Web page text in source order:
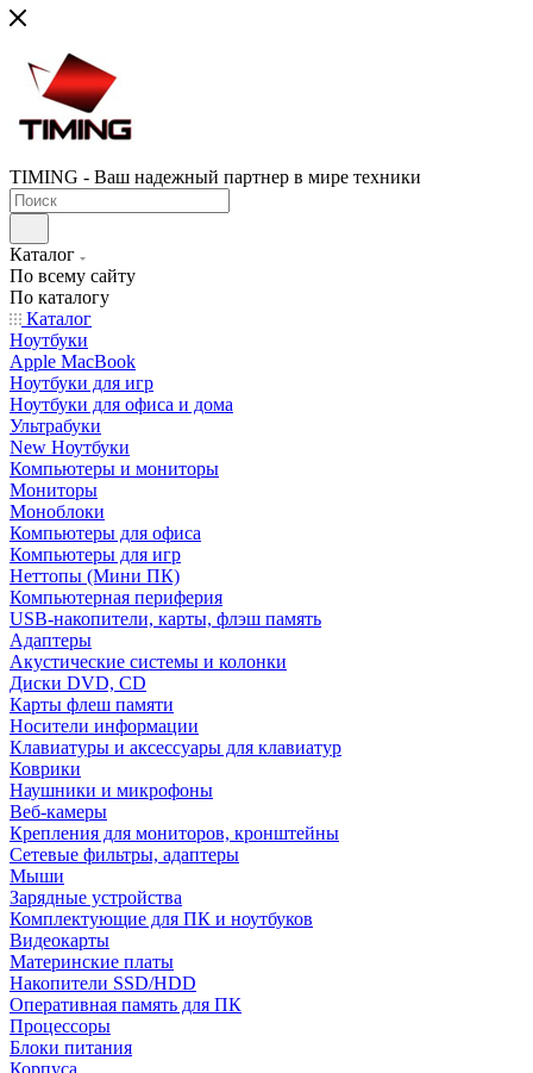
TIMING - Ваш надежный партнер в мире техники
Каталог
По всему сайту
По каталогу
Каталог
Ноутбуки
Apple MacBook
Ноутбуки для игр
Ноутбуки для офиса и дома
Ультрабуки
New Ноутбуки
Компьютеры и мониторы
Мониторы
Моноблоки
Компьютеры для офиса
Компьютеры для игр
Неттопы (Мини ПК)
Компьютерная периферия
USB-накопители, карты, флэш память
Адаптеры
Акустические системы и колонки
Диски DVD, CD
Карты флеш памяти
Носители информации
Клавиатуры и аксессуары для клавиатур
Коврики
Наушники и микрофоны
Веб-камеры
Крепления для мониторов, кронштейны
Сетевые фильтры, адаптеры
Мыши
Зарядные устройства
Комплектующие для ПК и ноутбуков
Видеокарты
Материнские платы
Накопители SSD/HDD
Оперативная память для ПК
Процессоры
Блоки питания
Корпуса